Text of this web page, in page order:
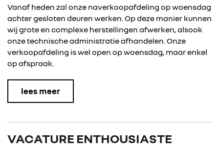
Vanaf heden zal onze naverkoopafdeling op woensdag
achter gesloten deuren werken. Op deze manier kunnen
wij grote en complexe herstellingen afwerken, alsook
onze technische administratie afhandelen.Onze
verkoopafdeling is wel open op woensdag, maar enkel
op afspraak.
lees meer
VACATURE ENTHOUSIASTE